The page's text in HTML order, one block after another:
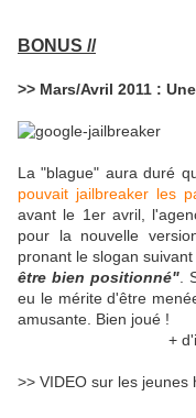
BONUS //
>> Mars/Avril 2011 :
La "blague" aura duré
pouvait jailbreaker les
avant le 1er avril,
pour la nouvelle
pronant le slogan suivant
être bien positionné".
eu le mérite d'être
amusante. Bien joué !
+
>> VIDEO sur les jeunes